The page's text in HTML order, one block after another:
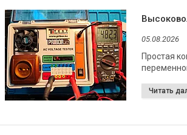
05.08.2026
Простая